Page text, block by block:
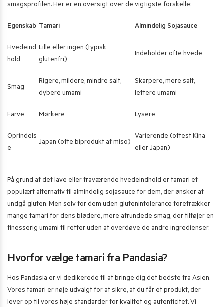
smagsprofilen. Her er en oversigt over de vigtigste forskelle:
Egenskab Tamari Almindelig Sojasauce
Hvedeind
hold
Lille eller ingen (typisk
glutenfri)
Indeholder ofte hvede
Smag
Rigere, mildere, mindre salt,
dybere umami
Skarpere, mere salt,
lettere umami
Farve Mørkere Lysere
Oprindels
e
Japan (ofte biprodukt af miso)
Varierende (oftest Kina
eller Japan)
På grund af det lave eller fraværende hvedeindhold er tamari et
populært alternativ til almindelig sojasauce for dem, der ønsker at
undgå gluten. Men selv for dem uden glutenintolerance foretrækker
mange tamari for dens blødere, mere afrundede smag, der tilføjer en
finesserig umami til retter uden at overdøve de andre ingredienser.
Hvorfor vælge tamari fra Pandasia?
Hos Pandasia er vi dedikerede til at bringe dig det bedste fra Asien.
Vores tamari er nøje udvalgt for at sikre, at du får et produkt, der
lever op til vores høje standarder for kvalitet og autenticitet. Vi